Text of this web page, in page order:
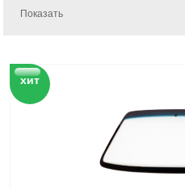
Показать
хит